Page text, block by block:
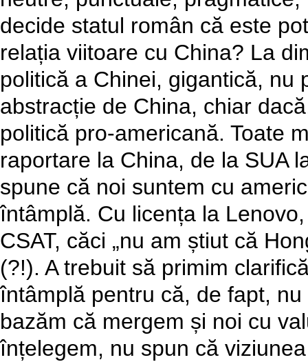
decide statul român că este
relația viitoare cu China? La
politică a Chinei, gigantică, nu
abstracție de China, chiar
politică pro-americană. Toate
raportare la China, de la SUA
spune că noi suntem cu
întâmplă. Cu licența la
CSAT, căci „nu am știut că
(?!). A trebuit să primim
întâmplă pentru că, de fapt,
bazăm că mergem și noi cu
înțelegem, nu spun că